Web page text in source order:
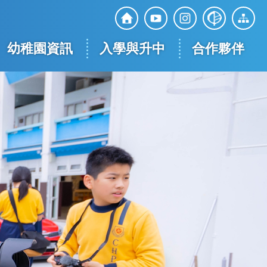
Top
Social
Media
幼稚園資訊 入學與升中 合作夥伴